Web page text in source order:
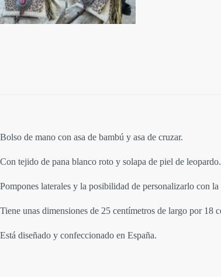
Bolso de mano con asa de bambú y asa de cruzar.
Con tejido de pana blanco roto y solapa de piel de leopardo.
Pompones laterales y la posibilidad de personalizarlo con
Tiene unas dimensiones de 25 centímetros de largo por 18
Está diseñado y confeccionado en España.